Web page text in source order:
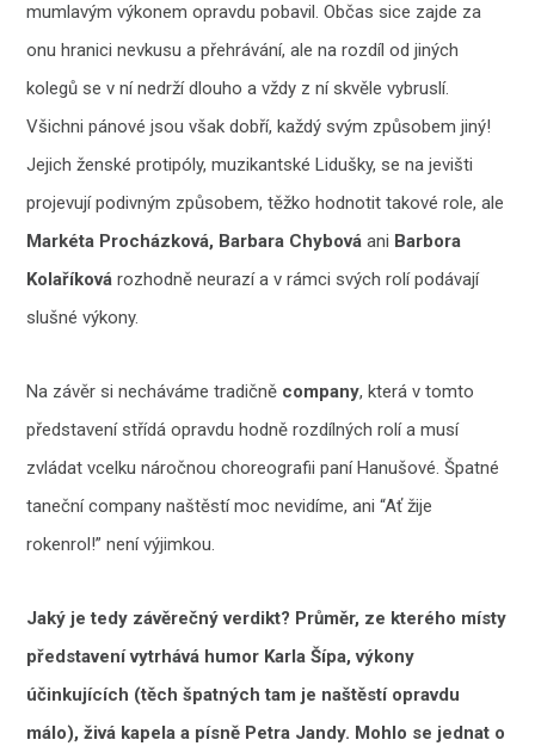
mumlavým výkonem opravdu pobavil. Občas sice zajde za
onu hranici nevkusu a přehrávání, ale na rozdíl od jiných
kolegů se v ní nedrží dlouho a vždy z ní skvěle vybruslí.
Všichni pánové jsou však dobří, každý svým způsobem jiný!
Jejich ženské protipóly, muzikantské Lidušky, se na jevišti
projevují podivným způsobem, těžko hodnotit takové role, ale
Markéta Procházková, Barbara Chybová ani Barbora
Kolaříková rozhodně neurazí a v rámci svých rolí podávají
slušné výkony.
Na závěr si necháváme tradičně company, která v tomto
představení střídá opravdu hodně rozdílných rolí a musí
zvládat vcelku náročnou choreografii paní Hanušové. Špatné
taneční company naštěstí moc nevidíme, ani “Ať žije
rokenrol!” není výjimkou.
Jaký je tedy závěrečný verdikt? Průměr, ze kterého místy
představení vytrhává humor Karla Šípa, výkony
účinkujících (těch špatných tam je naštěstí opravdu
málo), živá kapela a písně Petra Jandy. Mohlo se jednat o